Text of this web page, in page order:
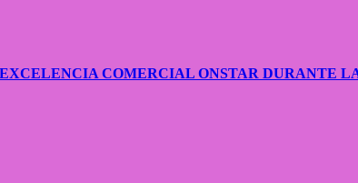
COMERCIAL ONSTAR DURANTE